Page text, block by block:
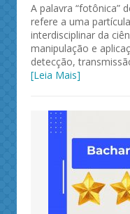
A palavra “fotônica”
refere a uma
interdisciplinar da
manipulação e
detecção,
[Leia Mais]